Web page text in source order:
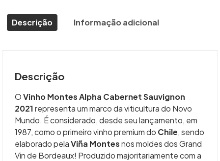
Descrição Informação adicional
Descrição
OVinho Montes Alpha Cabernet Sauvignon
2021representa um marco da viticultura do Novo
Mundo. É considerado, desde seu lançamento, em
1987, como o primeiro vinho premium do Chile, sendo
elaborado pelaViña Montesnos moldes dos Grand
Vin de Bordeaux! Produzido majoritariamente com a